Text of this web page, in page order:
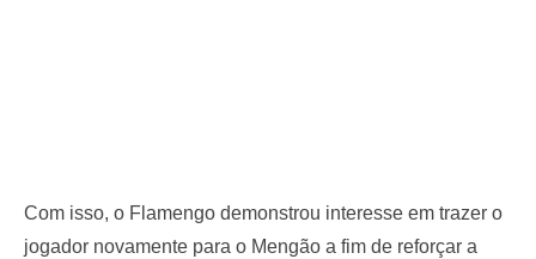
Com isso, o Flamengo demonstrou interesse em trazer o
jogador novamente para o Mengão a fim de reforçar a